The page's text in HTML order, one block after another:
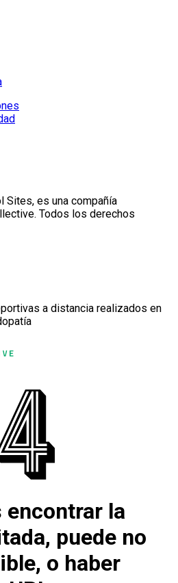
Sites, es una compañía
Todos los derechos
a distancia realizados en
encontrar la
puede no
o haber